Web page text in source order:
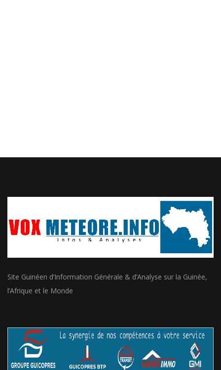
Site Guinéen d’Information Générale & d’Analyse sur la Guinée,
l’Afrique et le Monde